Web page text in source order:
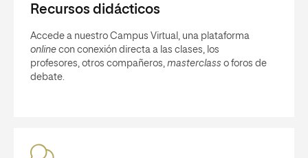
Recursos didácticos
Accede a nuestro Campus Virtual, una plataforma
online con conexión directa a las clases, los
profesores, otros compañeros, masterclass o foros de
debate.